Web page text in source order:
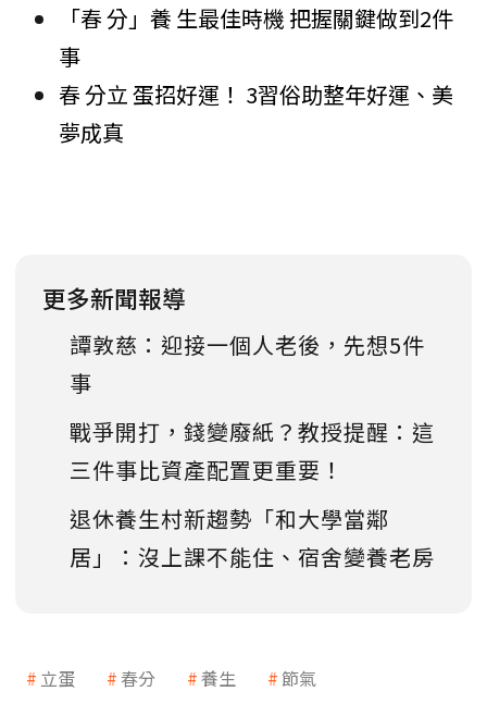
「春 分」養 生最佳時機 把握關鍵做到2件
事
春 分立 蛋招好運！ 3習俗助整年好運、美
夢成真
更多新聞報導
譚敦慈：迎接一個人老後，先想5件
事
戰爭開打，錢變廢紙？教授提醒：這
三件事比資產配置更重要！
退休養生村新趨勢「和大學當鄰
居」：沒上課不能住、宿舍變養老房
立蛋 春分 養生 節氣